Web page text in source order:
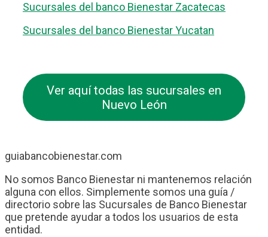
Sucursales del banco Bienestar Zacatecas
Sucursales del banco Bienestar Yucatan
Ver aquí todas las sucursales en
Nuevo León
guiabancobienestar.com
No somos Banco Bienestar ni mantenemos relación
alguna con ellos. Simplemente somos una guía /
directorio sobre las Sucursales de Banco Bienestar
que pretende ayudar a todos los usuarios de esta
entidad.